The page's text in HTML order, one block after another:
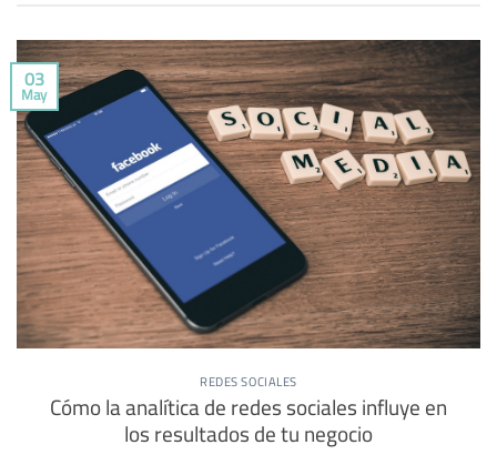
03
May
REDES SOCIALES
Cómo la analítica de redes sociales influye en
los resultados de tu negocio